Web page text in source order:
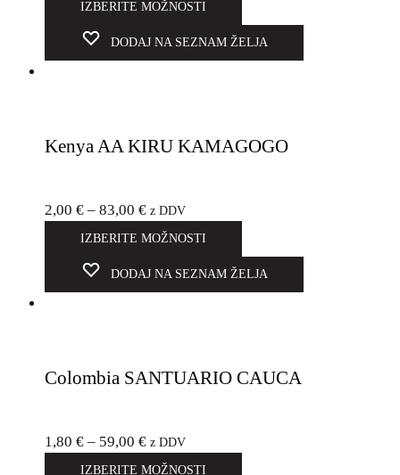
IZBERITE MOŽNOSTI
DODAJ NA SEZNAM ŽELJA
Kenya AA KIRU KAMAGOGO
2,00 € – 83,00 € z DDV
IZBERITE MOŽNOSTI
DODAJ NA SEZNAM ŽELJA
Colombia SANTUARIO CAUCA
1,80 € – 59,00 € z DDV
IZBERITE MOŽNOSTI